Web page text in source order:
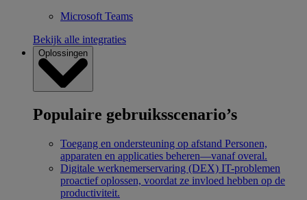
Microsoft Teams
Bekijk alle integraties
Oplossingen
Populaire gebruiksscenario’s
Toegang en ondersteuning op afstand Personen,
apparaten en applicaties beheren—vanaf overal.
Digitale werknemerservaring (DEX) IT-problemen
proactief oplossen, voordat ze invloed hebben op de
productiviteit.